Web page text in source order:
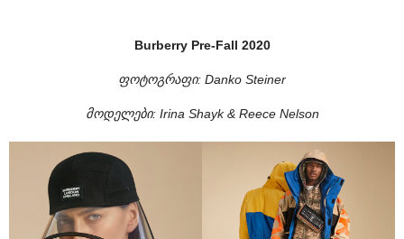
Burberry Pre-Fall 2020
ფოტოგრაფი: Danko Steiner
მოდელები: Irina Shayk & Reece Nelson